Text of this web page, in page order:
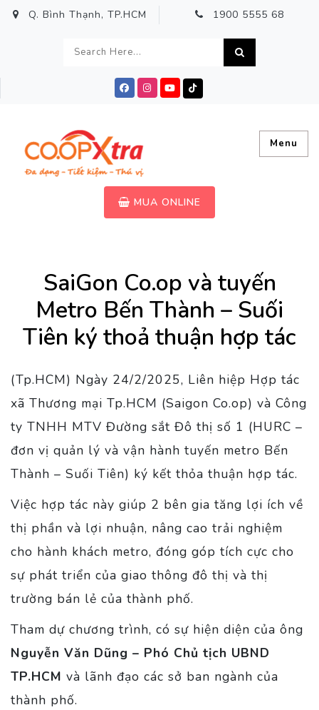
Q. Bình Thạnh, TP.HCM 1900 5555 68
Menu
MUA ONLINE
SaiGon Co.op và tuyến
Metro Bến Thành – Suối
Tiên ký thoả thuận hợp tác
(Tp.HCM) Ngày 24/2/2025, Liên hiệp Hợp tác
xã Thương mại Tp.HCM (Saigon Co.op) và Công
ty TNHH MTV Đường sắt Đô thị số 1 (HURC –
đơn vị quản lý và vận hành tuyến metro Bến
Thành – Suối Tiên) ký kết thỏa thuận hợp tác.
Việc hợp tác này giúp 2 bên gia tăng lợi ích về
thị phần và lợi nhuận, nâng cao trải nghiệm
cho hành khách metro, đóng góp tích cực cho
sự phát triển của giao thông đô thị và thị
trường bán lẻ của thành phố.
Tham dự chương trình, có sự hiện diện của ông
Nguyễn Văn Dũng – Phó Chủ tịch UBND
TP.HCM và lãnh đạo các sở ban ngành của
thành phố.